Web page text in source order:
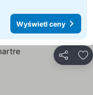
Wyświetl ceny